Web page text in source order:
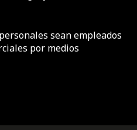
sean empleados
por medios